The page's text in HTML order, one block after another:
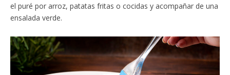
el puré por arroz, patatas fritas o cocidas y acompañar de una
ensalada verde.